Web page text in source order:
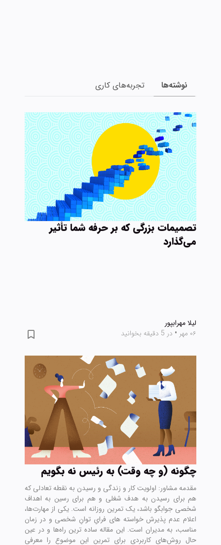
نوشته‌ها تجربه‌های کاری
تصمیمات بزرگی که بر حرفه شما تأثیر
می‌گذارد
لیلا مهرابپور
۰۶ مهر
• در 5 دقیقه بخوانید
چگونه (و چه وقت) به رئیس نه بگویم
مقدمه مشاور: اولویت کار و زندگی و رسیدن به نقطه تعادلی که
هم برای رسیدن به هدف شغلی و هم برای رسین به اهداف
شخصی جوابگو باشد، یک تمرین روزانه است. یکی از مهارت‌ها،
اعلام عدم پذیرش خواسته های فرایِ توانِ شخصی و در زمان
مناسب، به مدیران است. این مقاله ساده ترین راه‌ها و در عین
حال روش‌های کاربردی برای تمرین این موضوع را معرفی